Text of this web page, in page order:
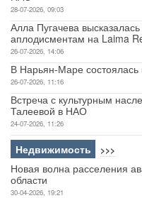
28-07-2026, 09:03
Алла Пугачева
аплодисментам на Laima
26-07-2026, 14:06
В Нарьян-Маре
26-07-2026, 11:16
Встреча с культурным
Талеевой в НАО
24-07-2026, 11:26
Недвижимость >>>
Новая волна расселения
области
30-04-2026, 19:21